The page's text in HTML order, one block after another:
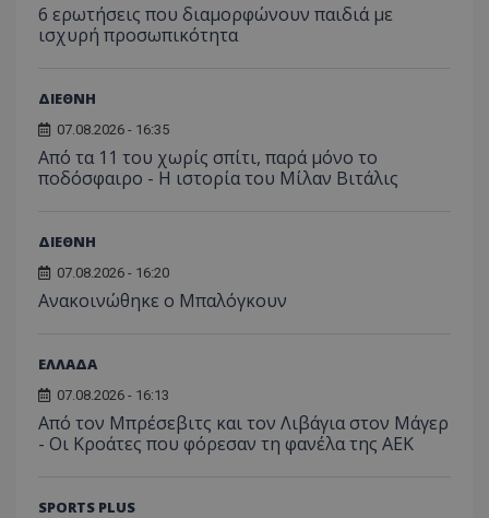
6 ερωτήσεις που διαμορφώνουν παιδιά με
ισχυρή προσωπικότητα
ΔΙΕΘΝΗ
07.08.2026 - 16:35
Από τα 11 του χωρίς σπίτι, παρά μόνο το
ποδόσφαιρο - Η ιστορία του Μίλαν Βιτάλις
ΔΙΕΘΝΗ
07.08.2026 - 16:20
Ανακοινώθηκε ο Μπαλόγκουν
ΕΛΛΑΔΑ
07.08.2026 - 16:13
Από τον Μπρέσεβιτς και τον Λιβάγια στον Μάγερ
- Οι Κροάτες που φόρεσαν τη φανέλα της ΑΕΚ
SPORTS PLUS